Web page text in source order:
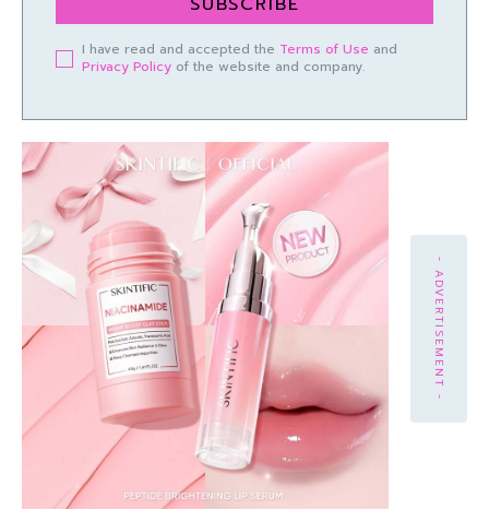
I have read and accepted the Terms of Use and
Privacy Policy of the website and company.
- ADVERTISEMENT -